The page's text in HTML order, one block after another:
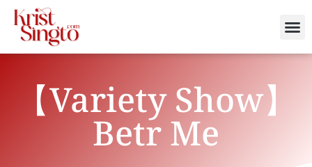
【Variety Show】
Betr Me